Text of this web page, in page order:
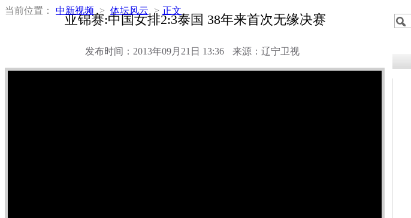
当前位置： 中新视频 > 体坛风云 > 正文
亚锦赛:中国女排2:3泰国 38年来首次无缘决赛
发布时间：2013年09月21日 13:36 来源：辽宁卫视